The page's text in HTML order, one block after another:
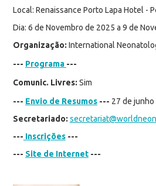
Local: Renaissance Porto Lapa Hotel -
Dia: 6 de Novembro de 2025 a 9 de
Organização: International
--- Programa ---
Comunic. Livres: Sim
--- Envio de Resumos--- 27 de
Secretariado:
--- Inscrições---
--- Site de Internet---